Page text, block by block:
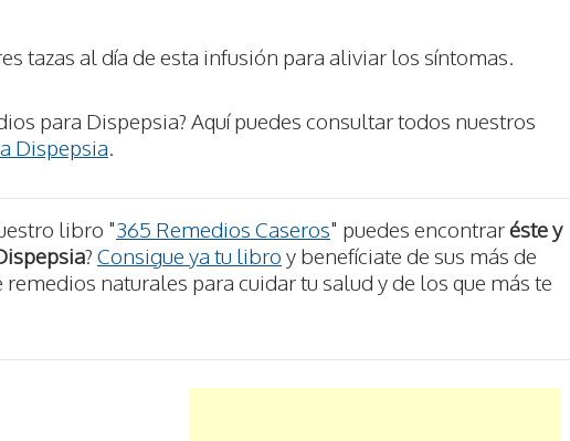
tazas al día de esta infusión para aliviar los síntomas.
para Dispepsia? Aquí puedes consultar todos nuestros
Dispepsia.
libro "365 Remedios Caseros" puedes encontraréste y
? Consigue ya tu libro y benefíciate de sus más de
naturales para cuidar tu salud y de los que más te